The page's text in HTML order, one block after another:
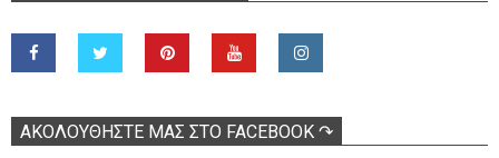
ΑΚΟΛOΥΘΉΣΤΕ ΜΑΣ ΣΤΟ FACEBOOK ↷